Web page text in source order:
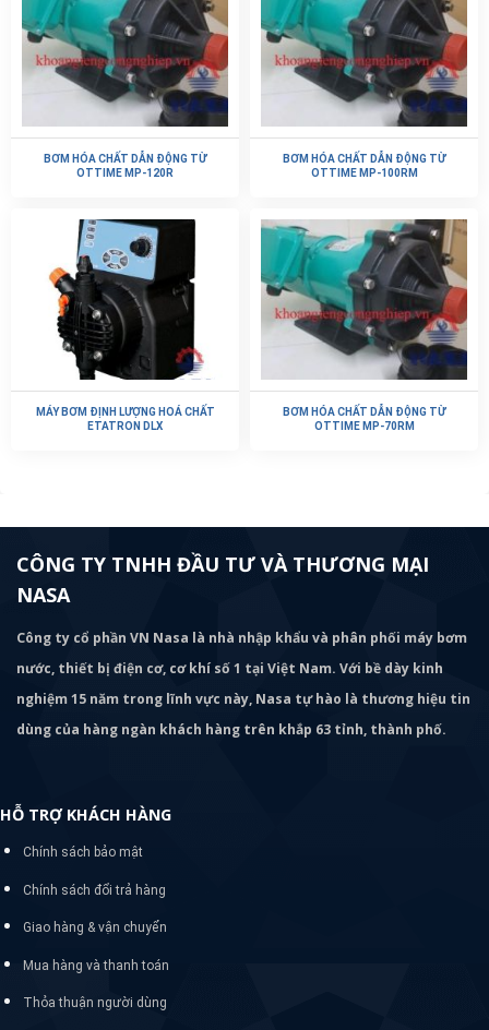
BƠM HÓA CHẤT DẪN ĐỘNG TỪ
OTTIME MP-120R
BƠM HÓA CHẤT DẪN ĐỘNG TỪ
OTTIME MP-100RM
MÁY BƠM ĐỊNH LƯỢNG HOÁ CHẤT
ETATRON DLX
BƠM HÓA CHẤT DẪN ĐỘNG TỪ
OTTIME MP-70RM
CÔNG TY TNHH ĐẦU TƯ VÀ THƯƠNG MẠI
NASA
Công ty cổ phần VN Nasa là nhà nhập khẩu và phân phối máy bơm
nước, thiết bị điện cơ, cơ khí số 1 tại Việt Nam. Với bề dày kinh
nghiệm 15 năm trong lĩnh vực này, Nasa tự hào là thương hiệu tin
dùng của hàng ngàn khách hàng trên khắp 63 tỉnh, thành phố.
HỖ TRỢ KHÁCH HÀNG
Chính sách bảo mật
Chính sách đổi trả hàng
Giao hàng & vận chuyển
Mua hàng và thanh toán
Thỏa thuận người dùng